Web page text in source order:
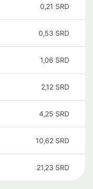
0,21 SRD
0,53 SRD
1,06 SRD
2,12 SRD
4,25 SRD
10,62 SRD
21,23 SRD